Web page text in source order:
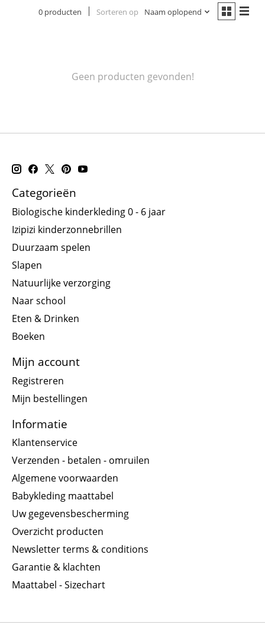
0 producten Sorteren op Naam oplopend
Geen producten gevonden!
Categorieën
Biologische kinderkleding 0 - 6 jaar
Izipizi kinderzonnebrillen
Duurzaam spelen
Slapen
Natuurlijke verzorging
Naar school
Eten & Drinken
Boeken
Mijn account
Registreren
Mijn bestellingen
Informatie
Klantenservice
Verzenden - betalen - omruilen
Algemene voorwaarden
Babykleding maattabel
Uw gegevensbescherming
Overzicht producten
Newsletter terms & conditions
Garantie & klachten
Maattabel - Sizechart